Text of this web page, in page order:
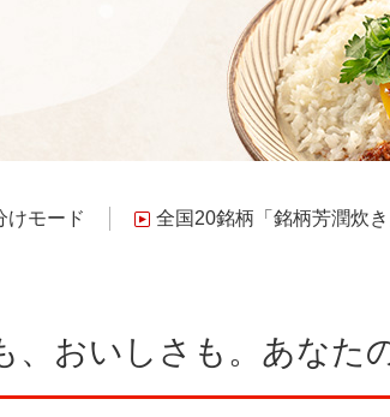
けモード 全国20銘柄「銘柄芳潤炊き
、おいしさも。 あなた